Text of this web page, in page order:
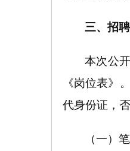
三、招
本次公
《岗位表》。
代身份证，
（一）